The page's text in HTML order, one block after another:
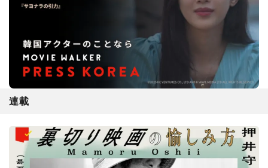
連載